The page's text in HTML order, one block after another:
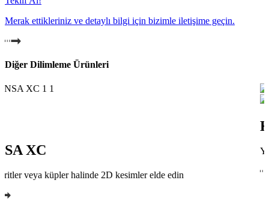
Merak ettikleriniz ve detaylı bilgi için bizimle iletişime geçin.
Diğer Dilimleme Ürünleri
Yatay dilimlemede son teknoloji.